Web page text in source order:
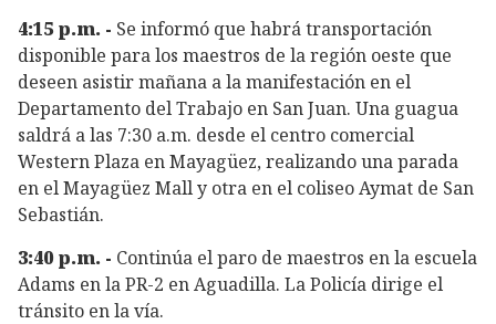
4:15 p.m. - Se informó que habrá transportación
disponible para los maestros de la región oeste que
deseen asistir mañana a la manifestación en el
Departamento del Trabajo en San Juan. Una guagua
saldrá a las 7:30 a.m. desde el centro comercial
Western Plaza en Mayagüez, realizando una parada
en el Mayagüez Mall y otra en el coliseo Aymat de San
Sebastián.
3:40 p.m. - Continúa el paro de maestros en la escuela
Adams en la PR-2 en Aguadilla. La Policía dirige el
tránsito en la vía.